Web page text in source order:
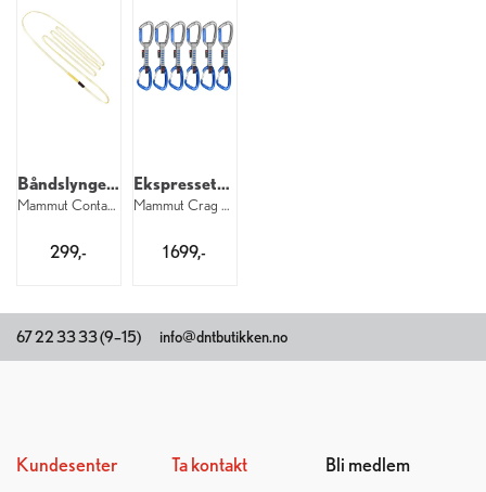
Båndslynge 180 cm
Mammut Contact Sling 180 cm 1037
299,-
Ekspressett 6 pk.
Mammut Crag Keylock Wire Indicator 6 pk
1 699,-
67 22 33 33 (9–15) info@dntbutikken.no
Kundesenter
Ta kontakt Bli medlem